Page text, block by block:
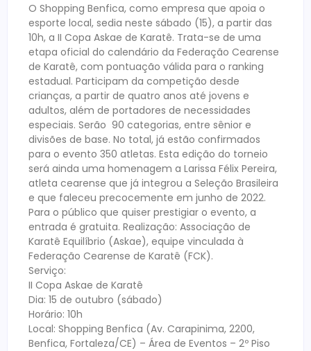
O Shopping Benfica, como empresa que apoia o
esporte local, sedia neste sábado (15), a partir das
10h, a II Copa Askae de Karatê. Trata-se de uma
etapa oficial do calendário da Federação Cearense
de Karatê, com pontuação válida para o ranking
estadual. Participam da competição desde
crianças, a partir de quatro anos até jovens e
adultos, além de portadores de necessidades
especiais. Serão 90 categorias, entre sênior e
divisões de base. No total, já estão confirmados
para o evento 350 atletas. Esta edição do torneio
será ainda uma homenagem a Larissa Félix Pereira,
atleta cearense que já integrou a Seleção Brasileira
e que faleceu precocemente em junho de 2022.
Para o público que quiser prestigiar o evento, a
entrada é gratuita. Realização: Associação de
Karatê Equilíbrio (Askae), equipe vinculada à
Federação Cearense de Karatê (FCK).
Serviço:
II Copa Askae de Karatê
Dia: 15 de outubro (sábado)
Horário: 10h
Local: Shopping Benfica (Av. Carapinima, 2200,
Benfica, Fortaleza/CE) – Área de Eventos – 2º Piso